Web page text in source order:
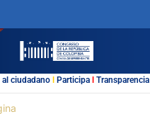
al ciudadano l Participal Transparencia